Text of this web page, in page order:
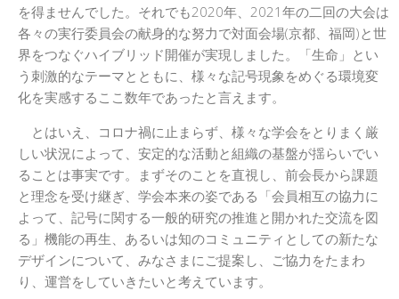
を得ませんでした。それでも2020年、2021年の二回の大会は
各々の実行委員会の献身的な努力で対面会場(京都、福岡)と世
界をつなぐハイブリッド開催が実現しました。「生命」とい
う刺激的なテーマとともに、様々な記号現象をめぐる環境変
化を実感するここ数年であったと言えます。
とはいえ、コロナ禍に止まらず、様々な学会をとりまく厳
しい状況によって、安定的な活動と組織の基盤が揺らいでい
ることは事実です。まずそのことを直視し、前会長から課題
と理念を受け継ぎ、学会本来の姿である「会員相互の協力に
よって、記号に関する一般的研究の推進と開かれた交流を図
る」機能の再生、あるいは知のコミュニティとしての新たな
デザインについて、みなさまにご提案し、ご協力をたまわ
り、運営をしていきたいと考えています。